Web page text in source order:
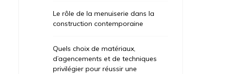
Le rôle de la menuiserie dans la
construction contemporaine
Quels choix de matériaux,
d’agencements et de techniques
privilégier pour réussir une